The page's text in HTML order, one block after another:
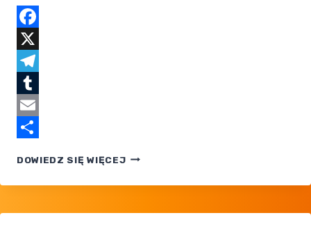
Facebook
X
Telegram
Tumblr
Email
DOWIEDZ SIĘ WIĘCEJPOKEMON
— SPOLSZCZENIE